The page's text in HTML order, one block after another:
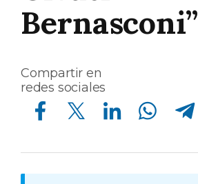
Bernasconi”
Compartir en
redes sociales
Compartir en Facebook Compartir en Twitter Compartir en Linkedin Compartir en Whatsapp Compartir en Telegram